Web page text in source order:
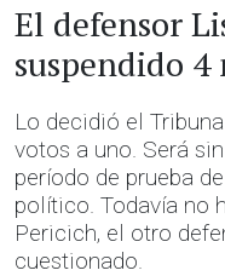
El defensor
suspendido 4
Lo decidió el
votos a uno. Será
período de prueba
político. Todavía no
Pericich, el otro
cuestionado.